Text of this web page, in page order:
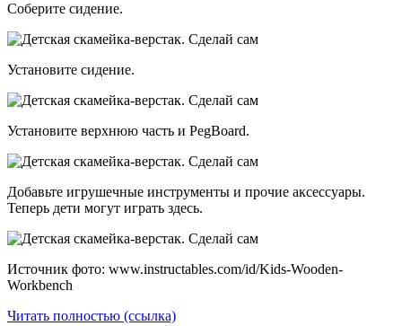
Соберите сидение.
Установите сидение.
Установите верхнюю часть и PegBoard.
Добавьте игрушечные инструменты и прочие аксессуары.
Теперь дети могут играть здесь.
Источник фото: www.instructables.com/id/Kids-Wooden-
Workbench
Читать полностью (ссылка)